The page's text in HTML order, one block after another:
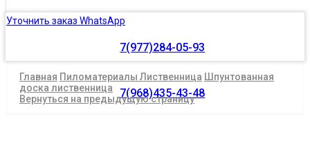
Уточнить заказ WhatsApp
7(977)284-05-93
7(968)435-43-48
Главная Пиломатериалы Лиственница Шпунтованная
доска лиственница
Вернуться на предыдущую страницу